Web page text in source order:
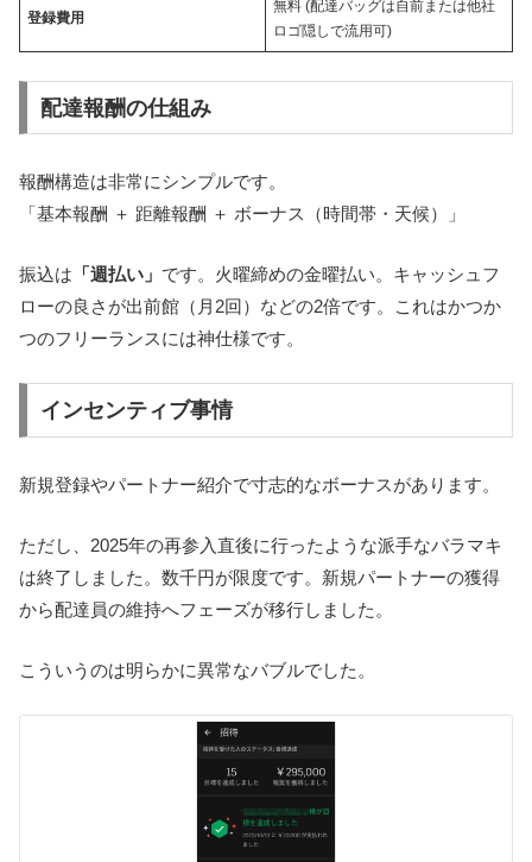
登録費用
無料 (配達バッグは自前または他社
ロゴ隠しで流用可)
配達報酬の仕組み
報酬構造は非常にシンプルです。
「基本報酬 ＋ 距離報酬 ＋ ボーナス（時間帯・天候）」
振込は 「週払い」 です。火曜締めの金曜払い。キャッシュフ
ローの良さが出前館（月2回）などの2倍です。これはかつか
つのフリーランスには神仕様です。
インセンティブ事情
新規登録やパートナー紹介で寸志的なボーナスがあります。
ただし、2025年の再参入直後に行ったような派手なバラマキ
は終了しました。数千円が限度です。新規パートナーの獲得
から配達員の維持へフェーズが移行しました。
こういうのは明らかに異常なバブルでした。